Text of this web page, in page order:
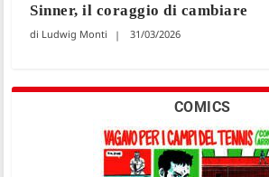
Sinner, il coraggio di cambiare
Ludwig Monti 31/03/2026
COMICS